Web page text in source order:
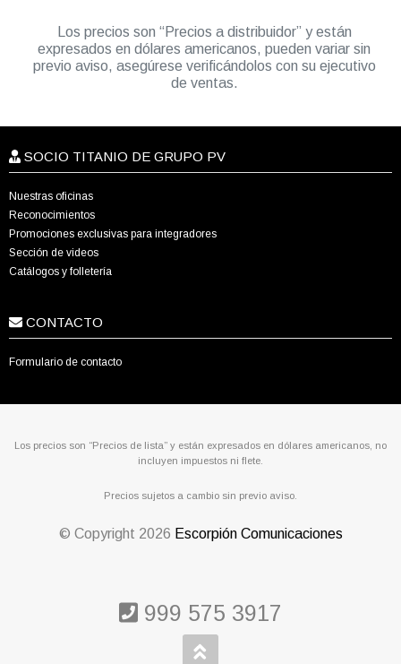
Los precios son “Precios a distribuidor” y están
expresados en dólares americanos, pueden variar sin
previo aviso, asegúrese verificándolos con su ejecutivo
de ventas.
SOCIO TITANIO DE GRUPO PV
Nuestras oficinas
Reconocimientos
Promociones exclusivas para integradores
Sección de videos
Catálogos y folletería
CONTACTO
Formulario de contacto
Los precios son “Precios de lista” y están expresados en dólares americanos, no
incluyen impuestos ni flete.
Precios sujetos a cambio sin previo aviso.
© Copyright 2026 Escorpión Comunicaciones
999 575 3917